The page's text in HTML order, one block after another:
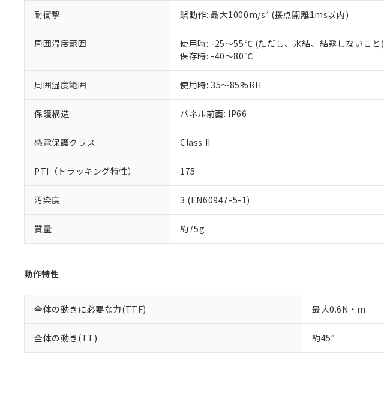
耐衝撃 誤動作: 最大1000m/s2 (接点開離1ms以内)
周囲温度範囲
使用時: -25～55℃ (ただし、氷結、結露しないこと)
保存時: -40～80℃
周囲湿度範囲 使用時: 35～85%RH
保護構造 パネル前面: IP66
感電保護クラス Class II
PTI（トラッキング特性） 175
汚染度 3 (EN60947-5-1)
質量 約75g
動作特性
全体の動きに必要な力(TTF) 最大0.6N・m
全体の動き(TT) 約45°